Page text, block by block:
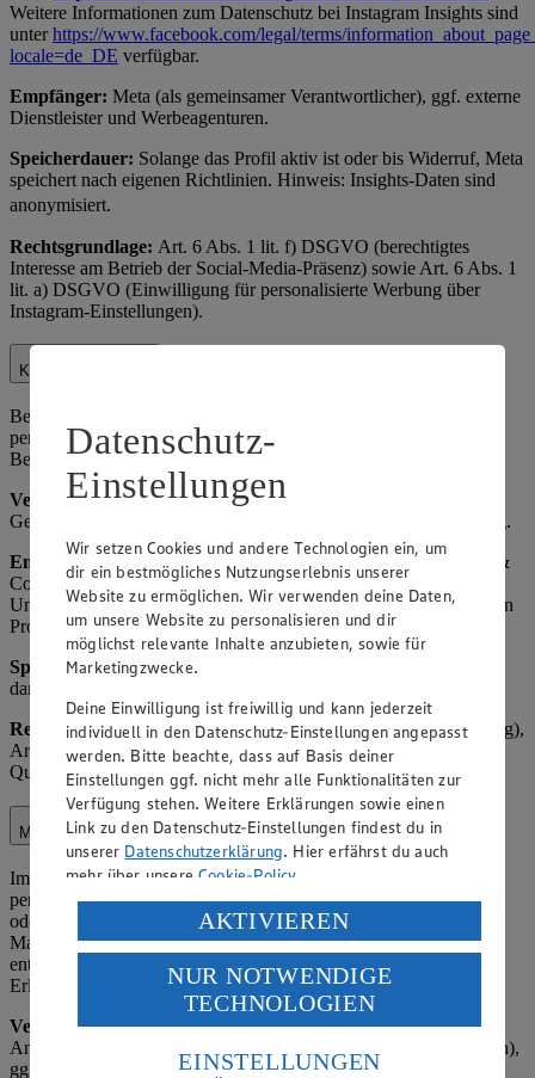
Weitere Informationen zum Datenschutz bei Instagram Insights sind
unter https://www.facebook.com/legal/terms/
locale=de_DE verfügbar.
Empfänger: Meta (als gemeinsamer Verantwortlicher), ggf. externe
Dienstleister und Werbeagenturen.
Speicherdauer: Solange das Profil aktiv ist oder bis Widerruf, Meta
speichert nach eigenen Richtlinien. Hinweis: Insights-Daten sind
anonymisiert.
Rechtsgrundlage: Art. 6 Abs. 1 lit. f) DSGVO (berechtigtes
Interesse am Betrieb der Social-Media-Präsenz) sowie Art. 6 Abs. 1
lit. a) DSGVO (Einwilligung für personalisierte Werbung über
Instagram-Einstellungen).
Kundenhotline
Bei Anrufen über unsere Kundenhotline verarbeiten wir
personenbezogene Daten zur Bearbeitung von Anfragen,
Beschwerden oder Rückmeldungen.
Verarbeitete Daten:Telefonnummer, ggf. Name, Anliegen,
Gesprächsnotizen. Zweck: Kundenservice und Qualitätssicherung.
Empfänger: Interne Mitarbeiter, ggf. EDEKA Zentrale Stiftung &
Co. KG (EDEKA Kundenservice), ggf. andere betroffene
Unternehmen des EDEKA-Verbunds, Lieferanten der reklamierten
Produkte.
Speicherdauer:Bis zur abschließenden Bearbeitung plus 1 Jahr,
danach Löschung oder Anonymisierung.
Rechtsgrundlage: Art. 6 Abs. 1 lit. b) DSGVO (Vertragserfüllung),
Art. 6 Abs. 1 lit. f) DSGVO (berechtigtes Interesse an
Qualitätssicherung, Kundenbindung, und Serviceoptimierung).
Marketing
Im Rahmen unserer Marketingaktivitäten verarbeiten wir
personenbezogene Daten, um Kunden über Angebote, Aktionen
oder neue Produkte zu informieren. Dies kann postalisch, per E-
Mail, SMS oder über digitale Kanäle erfolgen, sofern eine
entsprechende Einwilligung vorliegt oder ein gesetzlicher
Erlaubnistatbestand gegeben ist.
Verarbeitete Daten:Name, Kontaktdaten (z. B. E-Mail-Adresse,
Anschrift), Einkaufsverhalten (z. B. bevorzugte Produktkategorien),
ggf. Geburtsdatum (z. B. für Geburtstagsaktionen).
Datenschutz-
Einstellungen
Wir setzen Cookies und andere Technologien ein, um
dir ein bestmögliches Nutzungserlebnis unserer
Website zu ermöglichen. Wir verwenden deine Daten,
um unsere Website zu personalisieren und dir
möglichst relevante Inhalte anzubieten, sowie für
Marketingzwecke.
Deine Einwilligung ist freiwillig und kann jederzeit
individuell in den Datenschutz-Einstellungen angepasst
werden. Bitte beachte, dass auf Basis deiner
Einstellungen ggf. nicht mehr alle Funktionalitäten zur
Verfügung stehen. Weitere Erklärungen sowie einen
Link zu den Datenschutz-Einstellungen findest du in
unserer Datenschutzerklärung. Hier erfährst du auch
mehr über unsereCookie-Policy.
Verarbeitung deiner personenbezogenen Daten in den
USA durch Facebook und YouTube:
Wenn du auf „Aktivieren“ klickst, willigst du im Sinne
des Art. 49 Abs. 1 Satz 1 lit. a) DSGVO ein, dass deine
Daten in den USA verarbeitet werden. Der EuGH sieht
die USA als Land mit einem nach europäischen
AKTIVIEREN
NUR NOTWENDIGE
TECHNOLOGIEN
EINSTELLUNGEN